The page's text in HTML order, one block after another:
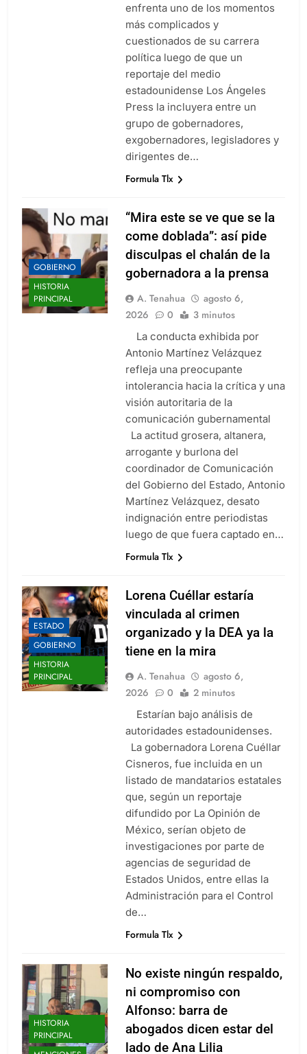
enfrenta uno de los momentos
más complicados y
cuestionados de su carrera
política luego de que un
reportaje del medio
estadounidense Los Ángeles
Press la incluyera entre un
grupo de gobernadores,
exgobernadores, legisladores y
dirigentes de…
Formula Tlx
GOBIERNO
HISTORIA
PRINCIPAL
“Mira este se ve que se la
come doblada”: así pide
disculpas el chalán de la
gobernadora a la prensa
A. Tenahua
agosto 6,
2026
0 3 minutos
La conducta exhibida por
Antonio Martínez Velázquez
refleja una preocupante
intolerancia hacia la crítica y una
visión autoritaria de la
comunicación gubernamental
La actitud grosera, altanera,
arrogante y burlona del
coordinador de Comunicación
del Gobierno del Estado, Antonio
Martínez Velázquez, desato
indignación entre periodistas
luego de que fuera captado en…
Formula Tlx
ESTADO
GOBIERNO
HISTORIA
PRINCIPAL
Lorena Cuéllar estaría
vinculada al crimen
organizado y la DEA ya la
tiene en la mira
A. Tenahua
agosto 6,
2026
0 2 minutos
Estarían bajo análisis de
autoridades estadounidenses.
La gobernadora Lorena Cuéllar
Cisneros, fue incluida en un
listado de mandatarios estatales
que, según un reportaje
difundido por La Opinión de
México, serían objeto de
investigaciones por parte de
agencias de seguridad de
Estados Unidos, entre ellas la
Administración para el Control
de…
Formula Tlx
HISTORIA
PRINCIPAL
No existe ningún respaldo,
ni compromiso con
Alfonso: barra de
abogados dicen estar del
lado de Ana Lilia